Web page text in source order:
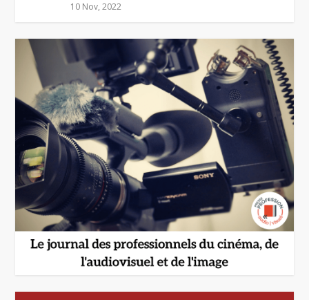
10 Nov, 2022